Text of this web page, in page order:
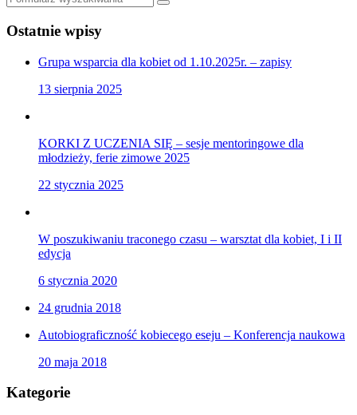
Szukaj
Ostatnie wpisy
Grupa wsparcia dla kobiet od 1.10.2025r. – zapisy
13 sierpnia 2025
KORKI Z UCZENIA SIĘ – sesje mentoringowe dla
młodzieży, ferie zimowe 2025
22 stycznia 2025
W poszukiwaniu traconego czasu – warsztat dla kobiet, I i II
edycja
6 stycznia 2020
24 grudnia 2018
Autobiograficzność kobiecego eseju – Konferencja naukowa
20 maja 2018
Kategorie